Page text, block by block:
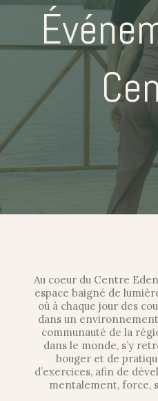
Au coeur du Centre
espace baigné de
où à chaque jour des
dans un
communauté de la
dans le monde, s’y
bouger et de
d’exercices, afin de
mentalement, force,